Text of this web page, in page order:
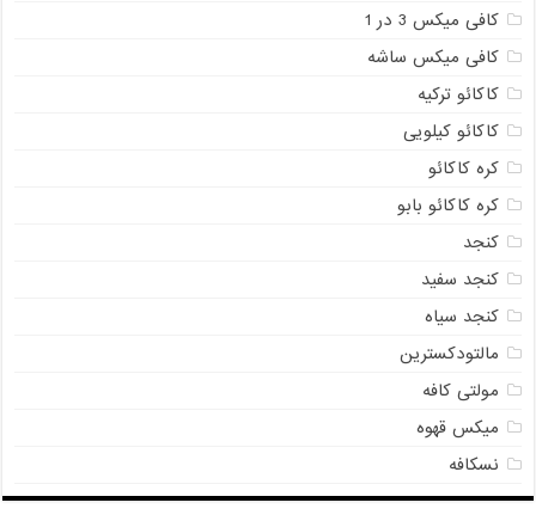
کافی میکس 3 در 1
کافی میکس ساشه
کاکائو ترکیه
کاکائو کیلویی
کره کاکائو
کره کاکائو بابو
کنجد
کنجد سفید
کنجد سیاه
مالتودکسترین
مولتی کافه
میکس قهوه
نسکافه